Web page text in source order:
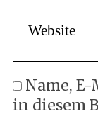
Name,
in diesem